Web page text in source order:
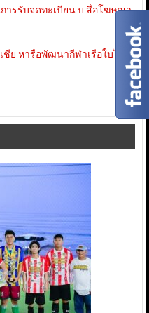
การรับจดทะเบียน บ.สื่อโฆษณา
ชีย หารือพัฒนากีฬาเรือใบไทย-